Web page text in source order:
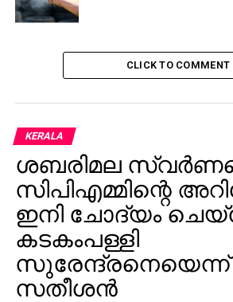
SPECIAL SCHOOL
പ്രധാനമന്ത്രി
ശീദേവിയുടെ വിയോഗം കനത്ത
മുഖ്യമന്ത്രി
CLICK TO COMMENT
KERALA
ശബരിമല
സിപിഎമ്മിന്റെ
ഇനി ചോദ്യം
കടകംപള്ളി
സുരേന്ദ്രനെയെന്ന്
സതീശന്‍